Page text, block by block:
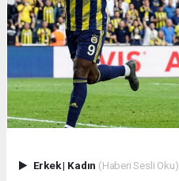
Erkek| Kadın (Haberi Sesli Oku)